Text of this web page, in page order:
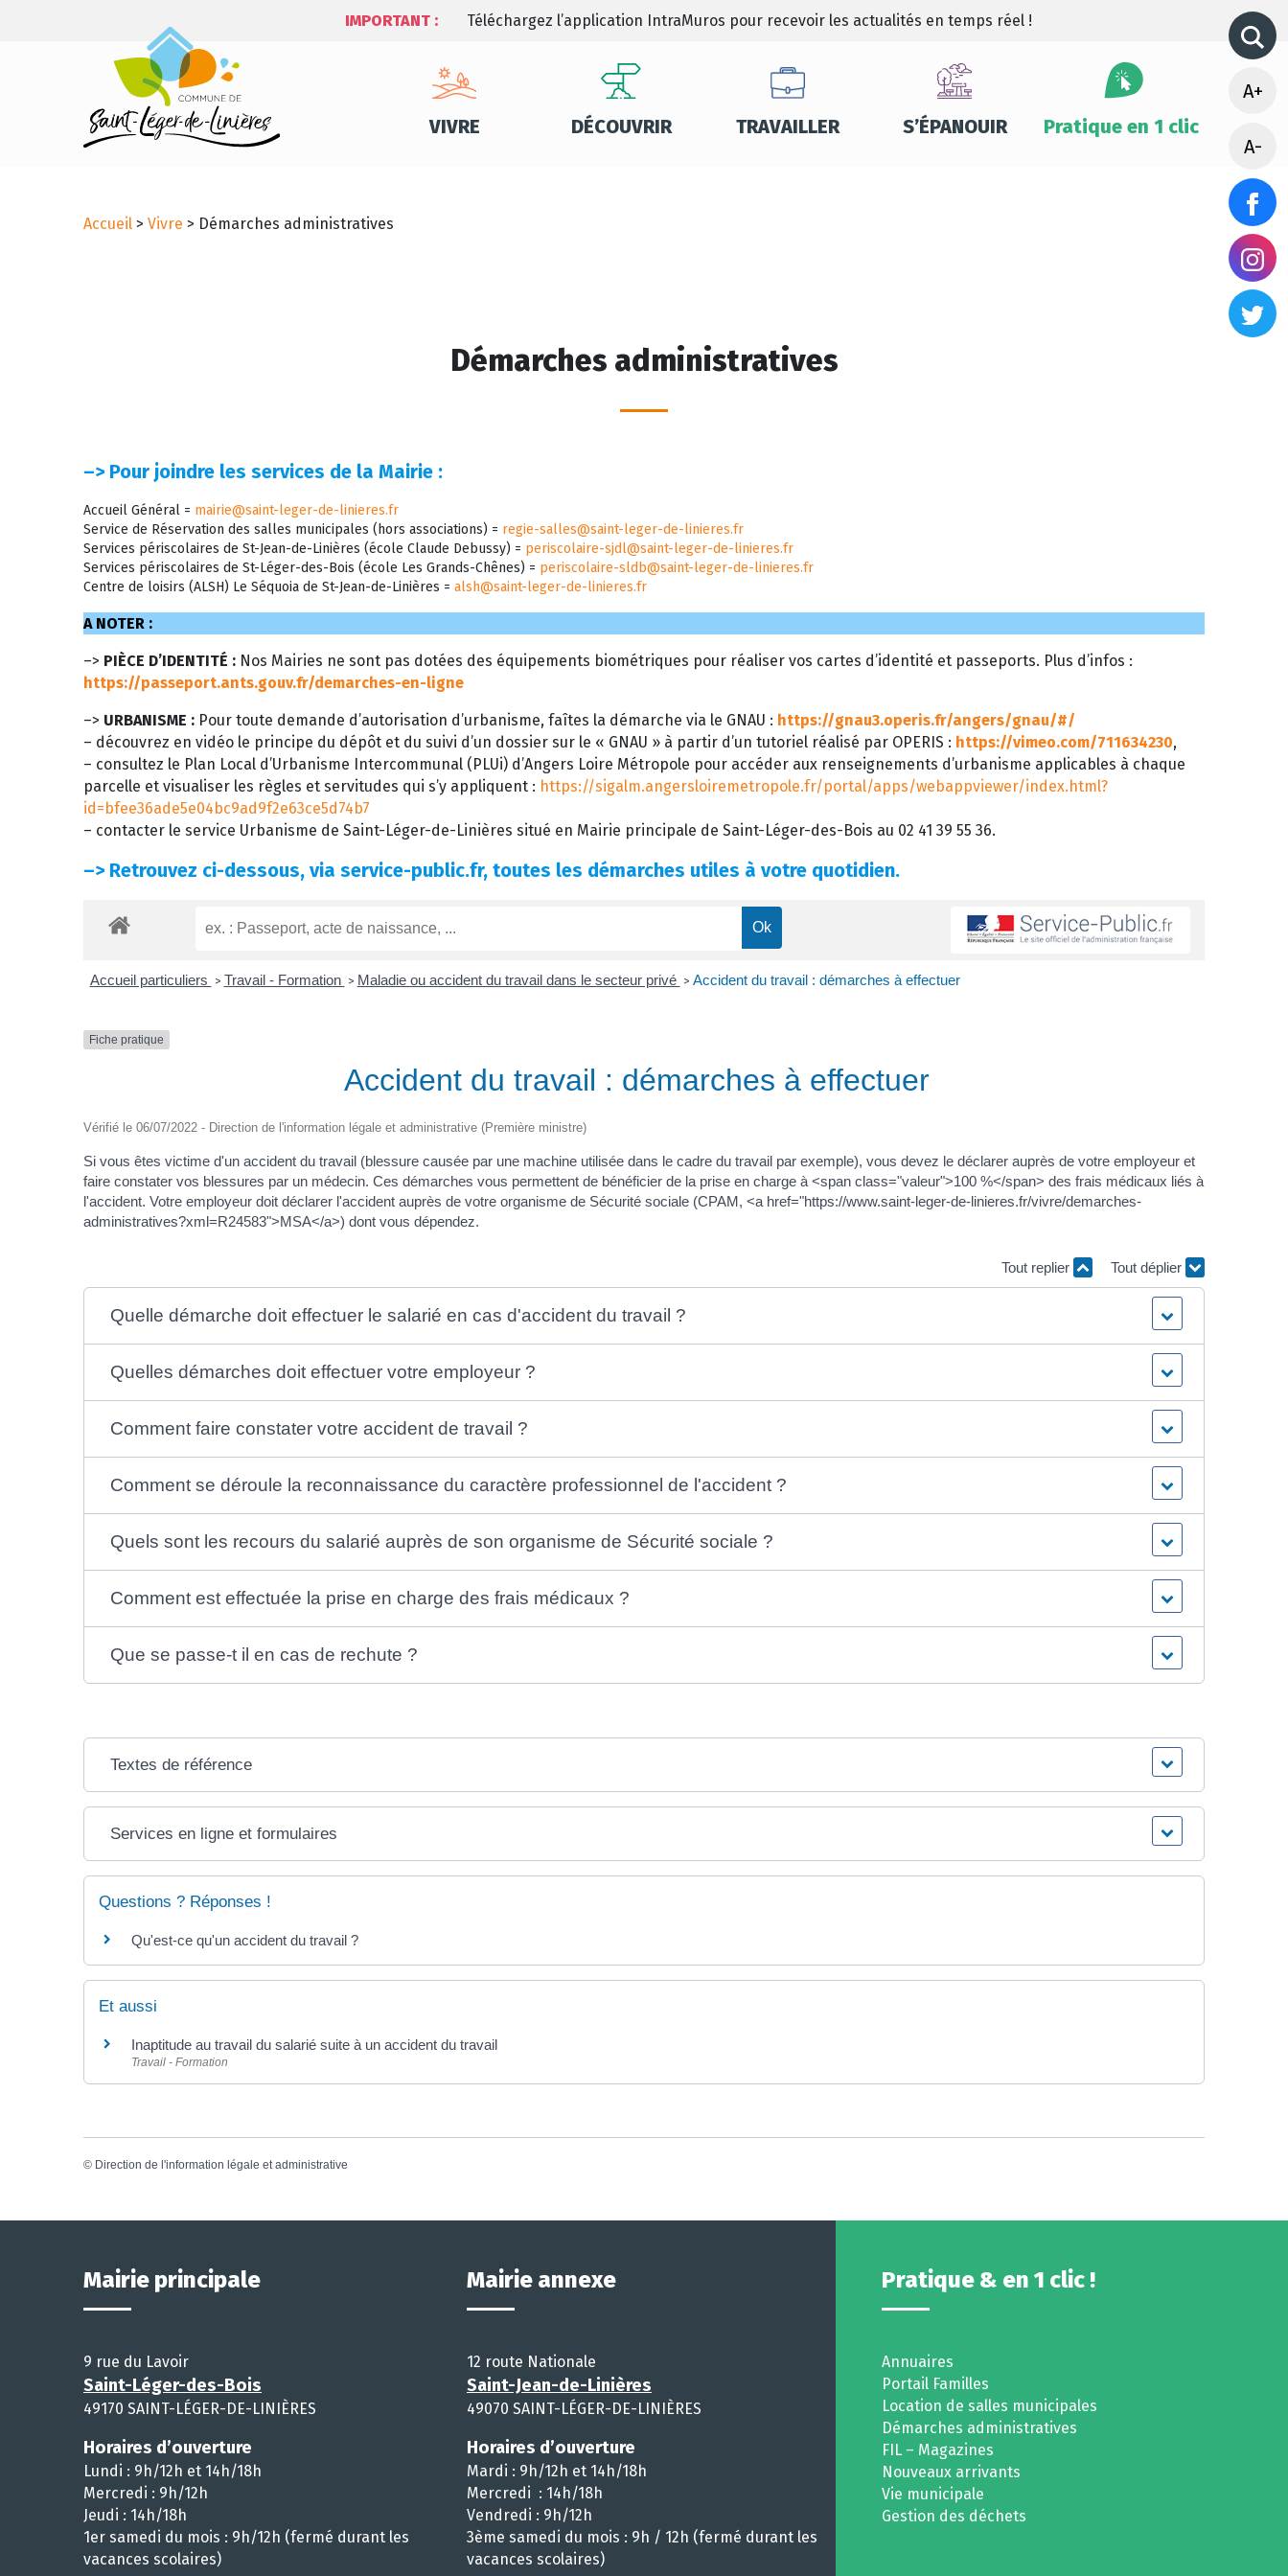
IMPORTANT : Téléchargez l’application IntraMuros pour recevoir les actualités en temps réel !
VIVRE DÉCOUVRIR TRAVAILLER S’ÉPANOUIR Pratique en 1 clic
A+
A-
Accueil > Vivre > Démarches administratives
Démarches administratives
–> Pour joindre les services de la Mairie :
Accueil Général = mairie@saint-leger-de-linieres.fr
Service de Réservation des salles municipales (hors associations) = regie-salles@saint-leger-de-linieres.fr
Services périscolaires de St-Jean-de-Linières (école Claude Debussy) = periscolaire-sjdl@saint-leger-de-linieres.fr
Services périscolaires de St-Léger-des-Bois (école Les Grands-Chênes) = periscolaire-sldb@saint-leger-de-linieres.fr
Centre de loisirs (ALSH) Le Séquoia de St-Jean-de-Linières = alsh@saint-leger-de-linieres.fr
A NOTER :
–> PIÈCE D’IDENTITÉ : Nos Mairies ne sont pas dotées des équipements biométriques pour réaliser vos cartes d’identité et passeports. Plus d’infos :
https://passeport.ants.gouv.fr/demarches-en-ligne
–> URBANISME : Pour toute demande d’autorisation d’urbanisme, faîtes la démarche via le GNAU : https://gnau3.operis.fr/angers/gnau/#/
– découvrez en vidéo le principe du dépôt et du suivi d’un dossier sur le « GNAU » à partir d’un tutoriel réalisé par OPERIS : https://vimeo.com/711634230,
– consultez le Plan Local d’Urbanisme Intercommunal (PLUi) d’Angers Loire Métropole pour accéder aux renseignements d’urbanisme applicables à chaque
parcelle et visualiser les règles et servitudes qui s’y appliquent : https://sigalm.angersloiremetropole.fr/portal/apps/webappviewer/index.html?
id=bfee36ade5e04bc9ad9f2e63ce5d74b7
– contacter le service Urbanisme de Saint-Léger-de-Linières situé en Mairie principale de Saint-Léger-des-Bois au 02 41 39 55 36.
–> Retrouvez ci-dessous, via service-public.fr, toutes les démarches utiles à votre quotidien.
Accueil particuliers > Travail - Formation > Maladie ou accident du travail dans le secteur privé > Accident du travail : démarches à effectuer
Fiche pratique
Accident du travail : démarches à effectuer
Vérifié le 06/07/2022 - Direction de l'information légale et administrative (Première ministre)
Si vous êtes victime d'un accident du travail (blessure causée par une machine utilisée dans le cadre du travail par exemple), vous devez le déclarer auprès de votre employeur et
faire constater vos blessures par un médecin. Ces démarches vous permettent de bénéficier de la prise en charge à <span class="valeur">100 %</span> des frais médicaux liés à
l'accident. Votre employeur doit déclarer l'accident auprès de votre organisme de Sécurité sociale (CPAM, <a href="https://www.saint-leger-de-linieres.fr/vivre/demarches-
administratives?xml=R24583">MSA</a>) dont vous dépendez.
Tout replier Tout déplier
Quelle démarche doit effectuer le salarié en cas d'accident du travail ?
Quelles démarches doit effectuer votre employeur ?
Comment faire constater votre accident de travail ?
Comment se déroule la reconnaissance du caractère professionnel de l'accident ?
Quels sont les recours du salarié auprès de son organisme de Sécurité sociale ?
Comment est effectuée la prise en charge des frais médicaux ?
Que se passe-t il en cas de rechute ?
Textes de référence
Services en ligne et formulaires
Questions ? Réponses !
Qu'est-ce qu'un accident du travail ?
Et aussi
Inaptitude au travail du salarié suite à un accident du travail
Travail - Formation
© Direction de l'information légale et administrative
Mairie principale
9 rue du Lavoir
Saint-Léger-des-Bois
49170 SAINT-LÉGER-DE-LINIÈRES
Horaires d’ouverture
Lundi : 9h/12h et 14h/18h
Mercredi : 9h/12h
Jeudi : 14h/18h
1er samedi du mois : 9h/12h (fermé durant les
vacances scolaires)
Mairie annexe
12 route Nationale
Saint-Jean-de-Linières
49070 SAINT-LÉGER-DE-LINIÈRES
Horaires d’ouverture
Mardi : 9h/12h et 14h/18h
Mercredi : 14h/18h
Vendredi : 9h/12h
3ème samedi du mois : 9h / 12h (fermé durant les
vacances scolaires)
Pratique & en 1 clic !
Annuaires
Portail Familles
Location de salles municipales
Démarches administratives
FIL – Magazines
Nouveaux arrivants
Vie municipale
Gestion des déchets